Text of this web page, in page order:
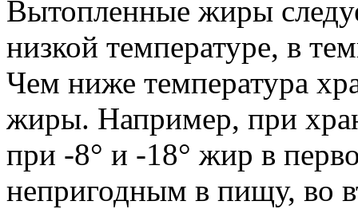
Вытопленные жиры
низкой температуре, в
Чем ниже температура
жиры. Например, при
при -8° и -18° жир в
непригодным в пищу, во